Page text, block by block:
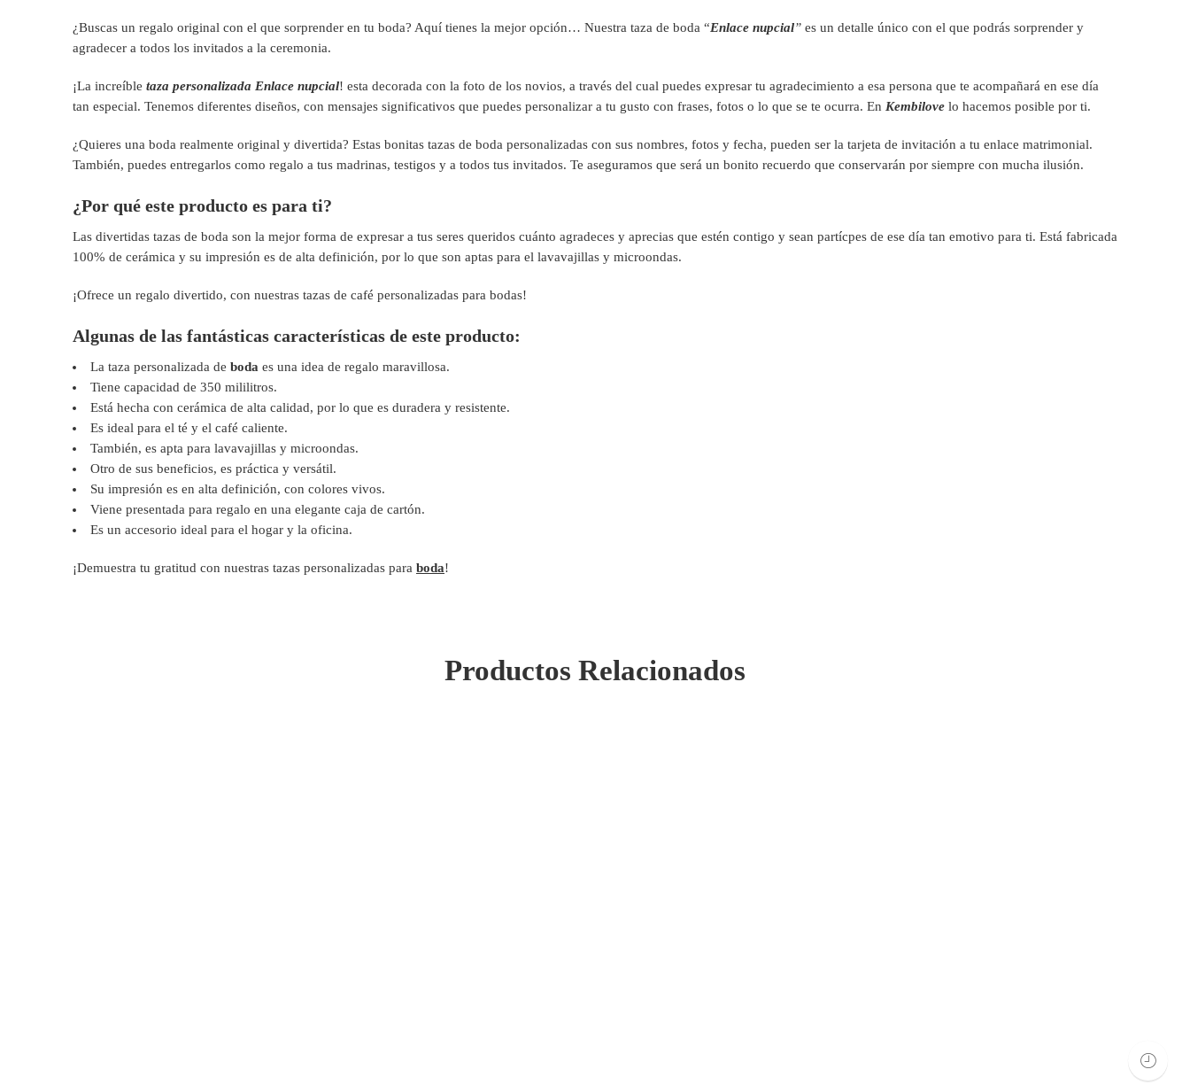
¿Buscas un regalo original con el que sorprender en tu boda? Aquí tienes la mejor opción… Nuestra taza de boda “Enlace nupcial” es un detalle único con el que podrás sorprender y
agradecer a todos los invitados a la ceremonia.
¡La increíble taza personalizada Enlace nupcial! esta decorada con la foto de los novios, a través del cual puedes expresar tu agradecimiento a esa persona que te acompañará en ese día
tan especial. Tenemos diferentes diseños, con mensajes significativos que puedes personalizar a tu gusto con frases, fotos o lo que se te ocurra. En Kembilove lo hacemos posible por ti.
¿Quieres una boda realmente original y divertida? Estas bonitas tazas de boda personalizadas con sus nombres, fotos y fecha, pueden ser la tarjeta de invitación a tu enlace matrimonial.
También, puedes entregarlos como regalo a tus madrinas, testigos y a todos tus invitados. Te aseguramos que será un bonito recuerdo que conservarán por siempre con mucha ilusión.
¿Por qué este producto es para ti?
Las divertidas tazas de boda son la mejor forma de expresar a tus seres queridos cuánto agradeces y aprecias que estén contigo y sean partícpes de ese día tan emotivo para ti. Está fabricada
100% de cerámica y su impresión es de alta definición, por lo que son aptas para el lavavajillas y microondas.
¡Ofrece un regalo divertido, con nuestras tazas de café personalizadas para bodas!
Algunas de las fantásticas características de este producto:
La taza personalizada de boda es una idea de regalo maravillosa.
Tiene capacidad de 350 mililitros.
Está hecha con cerámica de alta calidad, por lo que es duradera y resistente.
Es ideal para el té y el café caliente.
También, es apta para lavavajillas y microondas.
Otro de sus beneficios, es práctica y versátil.
Su impresión es en alta definición, con colores vivos.
Viene presentada para regalo en una elegante caja de cartón.
Es un accesorio ideal para el hogar y la oficina.
¡Demuestra tu gratitud con nuestras tazas personalizadas para boda!
Productos Relacionados